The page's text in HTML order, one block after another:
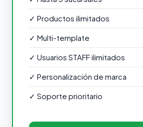
✓ Productos ilimitados
✓ Multi-template
✓ Usuarios STAFF ilimitados
✓ Personalización de marca
✓ Soporte prioritario